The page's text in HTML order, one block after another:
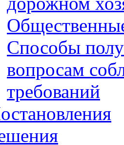
Способы
вопросам
требований